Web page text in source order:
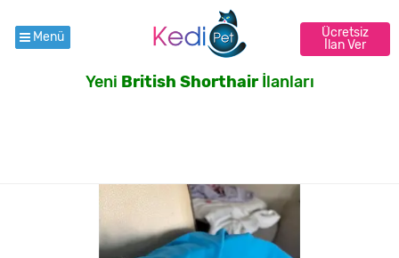
Menü
Ücretsiz
İlan Ver
Yeni British Shorthairİlanları